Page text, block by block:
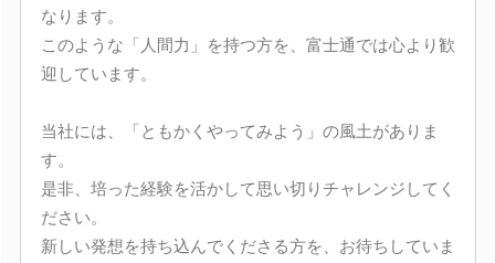
なります。
このような「人間力」を持つ方を、富士通では心より歓
迎しています。
当社には、「ともかくやってみよう」の風土がありま
す。
是非、培った経験を活かして思い切りチャレンジしてく
ださい。
新しい発想を持ち込んでくださる方を、お待ちしていま